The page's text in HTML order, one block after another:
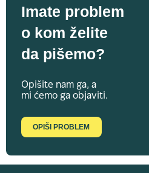
Imate problem
o kom želite
da pišemo?
Opišite nam ga, a
mi ćemo ga objaviti.
OPIŠI PROBLEM